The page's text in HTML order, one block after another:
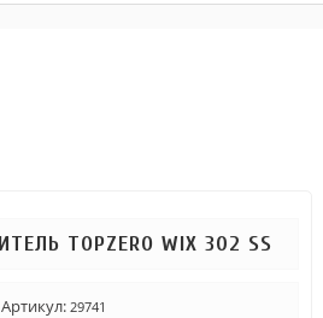
TOPZERO WIX 302 SS
Артикул: 29741